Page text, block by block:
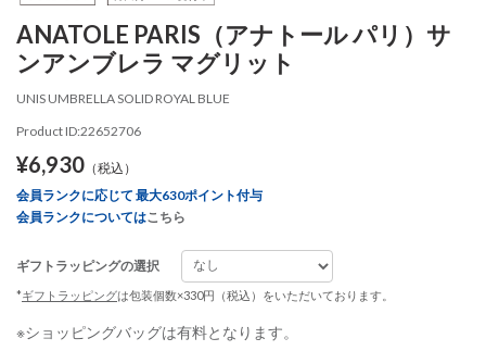
ANATOLE PARIS（アナトール パリ）サ
ンアンブレラ マグリット
UNIS UMBRELLA SOLID ROYAL BLUE
Product ID:22652706
¥6,930 （税込）
会員ランクに応じて 最大630ポイント付与
会員ランクについてはこちら
ギフトラッピングの選択
*ギフトラッピングは包装個数×330円（税込）をいただいております。
※ショッピングバッグは有料となります。